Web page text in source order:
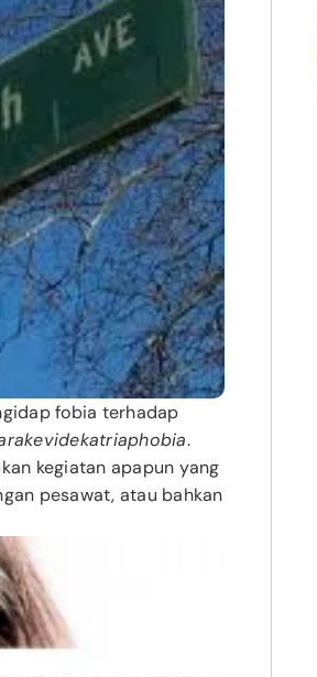
fobia terhadap
.
kegiatan apapun yang
pesawat, atau bahkan